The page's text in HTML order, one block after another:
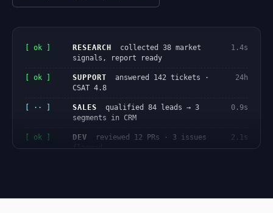
[ ok ] RESEARCH
collected 38 market
signals, report ready
1.4s
[ ok ] SUPPORT answered 142 tickets ·
CSAT 4.8
24h
[ ·· ] SALES qualified 84 leads → 3
segments in CRM
0.9s
[ ok ] DEV reviewed 12 PRs · 3 issues
flagged
2.1s
[ ·· ] PMsprint summary sent to 5
0.6s